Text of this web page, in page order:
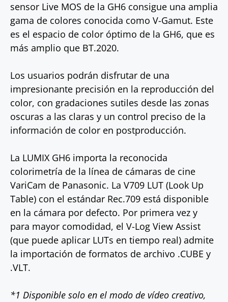
sensor Live MOS de la GH6 consigue una amplia
gama de colores conocida como V-Gamut. Este
es el espacio de color óptimo de la GH6, que es
más amplio que BT.2020.
Los usuarios podrán disfrutar de una
impresionante precisión en la reproducción del
color, con gradaciones sutiles desde las zonas
oscuras a las claras y un control preciso de la
información de color en postproducción.
La LUMIX GH6 importa la reconocida
colorimetría de la línea de cámaras de cine
VariCam de Panasonic. La V709 LUT (Look Up
Table) con el estándar Rec.709 está disponible
en la cámara por defecto. Por primera vez y
para mayor comodidad, el V-Log View Assist
(que puede aplicar LUTs en tiempo real) admite
la importación de formatos de archivo .CUBE y
.VLT.
*1 Disponible solo en el modo de vídeo creativo,